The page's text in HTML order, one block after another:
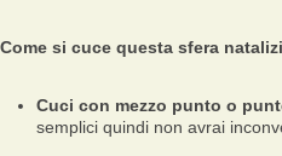
Come si cuce questa sfera
Cuci con mezzo punto o
semplici quindi non avrai